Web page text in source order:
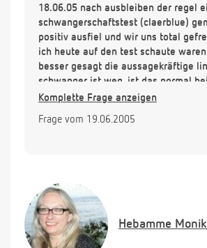
18.06.05 nach ausbleiben der regel
schwangerschaftstest (claerblue)
positiv ausfiel und wir uns total
ich heute auf den test schaute
besser gesagt die aussagekräftige
schwanger ist weg. ist das normal
schwangerschafts test, das dass
machen.ich habe auch die typischen
testergebnis glauben oder nicht, er
angezeigt, aber nach 24 h war es
abzulesen.
Mit freundlichen grüssen
Komplette Frage anzeigen
Frage vom 19.06.2005
Hebamme